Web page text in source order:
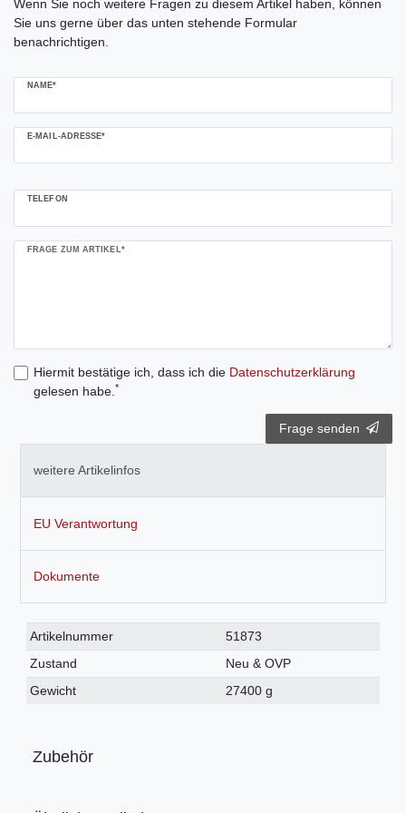
Wenn Sie noch weitere Fragen zu diesem Artikel haben, können
Sie uns gerne über das unten stehende Formular
benachrichtigen.
NAME*
E-MAIL-ADRESSE*
TELEFON
FRAGE ZUM ARTIKEL*
Hiermit bestätige ich, dass ich die Daten­schutz­erklärung
gelesen habe. *
Frage senden
weitere Artikelinfos
EU Verantwortung
Dokumente
Technisches
Merkmal
Wert
Artikelnummer
51873
Zustand
Neu & OVP
Gewicht
27400 g
Zubehör